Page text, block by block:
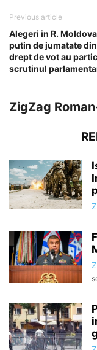
Previous article
Alegeri in R.
putin de jumatate
drept de vot au
scrutinul
ZigZag